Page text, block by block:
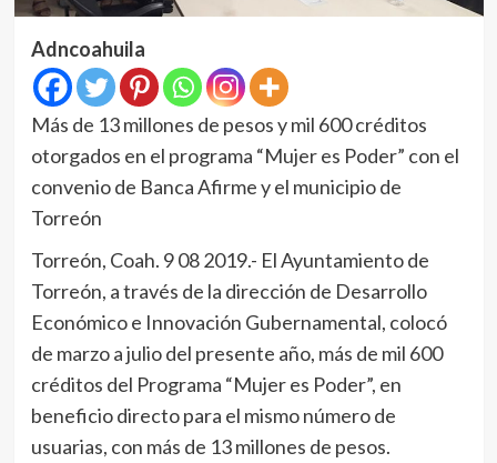
Adncoahuila
Más de 13 millones de pesos y mil 600 créditos
otorgados en el programa “Mujer es Poder” con el
convenio de Banca Afirme y el municipio de
Torreón
Torreón, Coah. 9 08 2019.- El Ayuntamiento de
Torreón, a través de la dirección de Desarrollo
Económico e Innovación Gubernamental, colocó
de marzo a julio del presente año, más de mil 600
créditos del Programa “Mujer es Poder”, en
beneficio directo para el mismo número de
usuarias, con más de 13 millones de pesos.